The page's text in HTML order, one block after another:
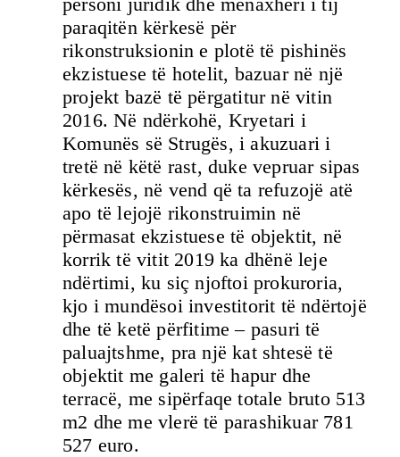
paraqitën kërkesë për
rikonstruksionin e plotë të pishinës
ekzistuese të hotelit, bazuar në një
projekt bazë të përgatitur në vitin
2016. Në ndërkohë, Kryetari i
Komunës së Strugës, i akuzuari i
tretë në këtë rast, duke vepruar sipas
kërkesës, në vend që ta refuzojë atë
apo të lejojë rikonstruimin në
përmasat ekzistuese të objektit, në
korrik të vitit 2019 ka dhënë leje
ndërtimi, ku siç njoftoi prokuroria,
kjo i mundësoi investitorit të ndërtojë
dhe të ketë përfitime – pasuri të
paluajtshme, pra një kat shtesë të
objektit me galeri të hapur dhe
terracë, me sipërfaqe totale bruto 513
m2 dhe me vlerë të parashikuar 781
527 euro.